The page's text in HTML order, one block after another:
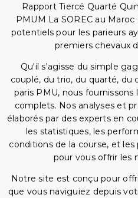
Rapport Tiercé Quarté
PMUM La SOREC au
potentiels pour les parieurs
premiers chevaux
Qu'il s'agisse du simple
couplé, du trio, du quarté, du
paris PMU, nous
complets. Nos analyses et
élaborés par des experts en
les statistiques, les
conditions de la course, et
pour vous offrir les
Notre site est conçu pour
que vous naviguiez depuis